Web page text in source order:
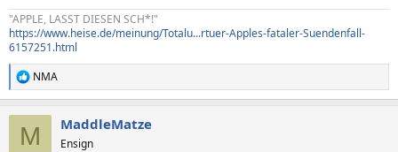
"APPLE, LASST DIESEN SCH*!"
https://www.heise.de/meinung/Totalu...rtuer-Apples-fataler-Suendenfall-
6157251.html
R
e
NMA
M MaddleMatze
Ensign